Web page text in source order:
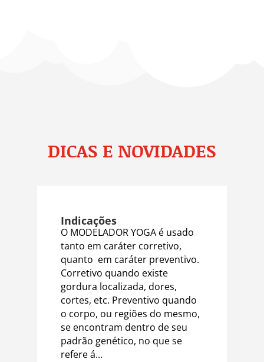
DICAS E NOVIDADES
Indicações
O MODELADOR YOGA é usado
tanto em caráter corretivo,
quanto em caráter preventivo.
Corretivo quando existe
gordura localizada, dores,
cortes, etc. Preventivo quando
o corpo, ou regiões do mesmo,
se encontram dentro de seu
padrão genético, no que se
refere á...